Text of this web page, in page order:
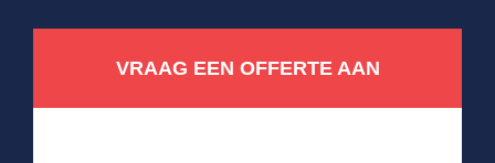
VRAAG EEN OFFERTE AAN